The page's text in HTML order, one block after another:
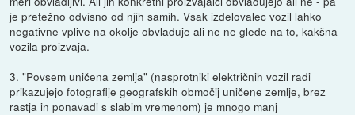
je pretežno odvisno od njih samih. Vsak izdelovalec vozil lahko
negativne vplive na okolje obvladuje ali ne ne glede na to, kakšna
vozila proizvaja.
3. "Povsem uničena zemlja" (nasprotniki električnih vozil radi
prikazujejo fotografije geografskih območij uničene zemlje, brez
rastja in ponavadi s slabim vremenom) je mnogo manj